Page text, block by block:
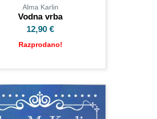
Alma Karlin
Vodna vrba
12,90€
Razprodano!